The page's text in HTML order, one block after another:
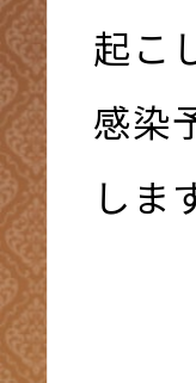
起こ
感染
しま